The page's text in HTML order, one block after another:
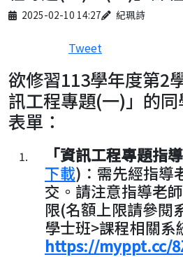
Published on
2025-02-10 14:27
Author 紀珮詩
Tweet
欲修習113學年度第2
訊工程專題(一)」的
表單：
「資訊工程專題指
下載)：需先經指導
交。請注意指導老
限(名額上限請參閱
學士班>課程相關系
https://myppt.cc/